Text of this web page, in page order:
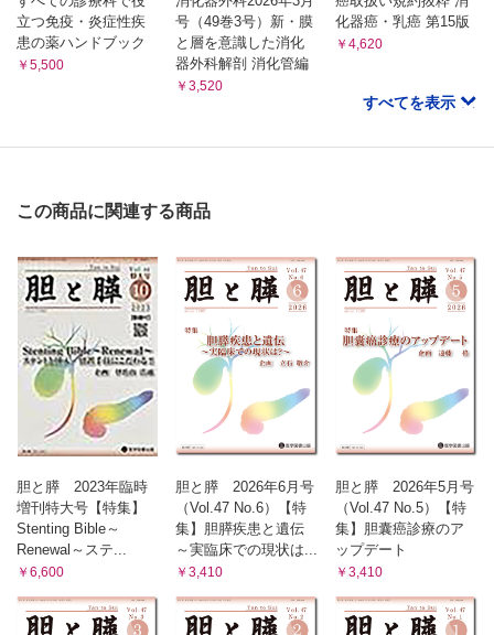
立つ免疫・炎症性疾
患の薬ハンドブック
￥5,500
号（49巻3号）新・膜
と層を意識した消化
器外科解剖 消化管編
￥3,520
化器癌・乳癌 第15版
￥4,620
すべてを表示
この商品に関連する商品
胆と膵 2023年臨時
増刊特大号【特集】
Stenting Bible～
Renewal～ステ...
￥6,600
胆と膵 2026年6月号
（Vol.47 No.6）【特
集】胆膵疾患と遺伝
～実臨床での現状は...
￥3,410
胆と膵 2026年5月号
（Vol.47 No.5）【特
集】胆囊癌診療のア
ップデート
￥3,410